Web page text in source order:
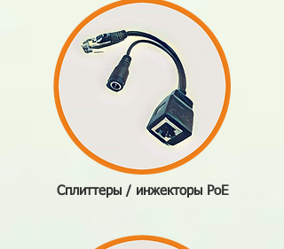
Сплиттеры / инжекторы PoE